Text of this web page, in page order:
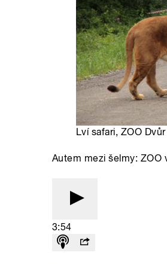
Lví safari, ZOO
Autem mezi šelmy: ZOO
3:54